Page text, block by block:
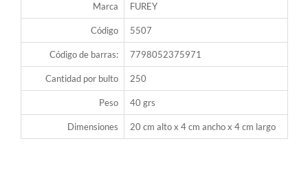
Marca FUREY
Código 5507
Código de barras: 7798052375971
Cantidad por bulto 250
Peso 40 grs
Dimensiones 20 cm alto x 4 cm ancho x 4 cm largo